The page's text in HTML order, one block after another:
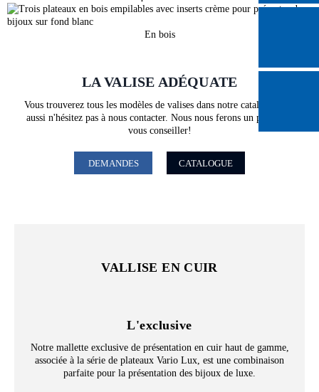
En bois
LA VALISE ADÉQUATE
Vous trouverez tous les modèles de valises dans notre catalogue. Là
aussi n'hésitez pas à nous contacter. Nous nous ferons un plaisir de
vous conseiller!
DEMANDES CATALOGUE
VALLISE EN CUIR
L'exclusive
Notre mallette exclusive de présentation en cuir haut de gamme,
associée à la série de plateaux Vario Lux, est une combinaison
parfaite pour la présentation des bijoux de luxe.